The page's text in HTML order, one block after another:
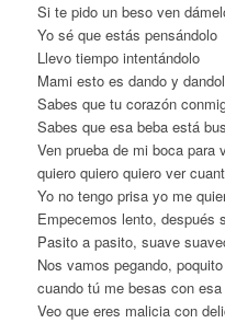
Si te pido un beso ven
Yo sé que estás pensándolo
Llevo tiempo intentándolo
Mami esto es dando y
Sabes que tu corazón
Sabes que esa beba está
Ven prueba de mi boca para
quiero quiero quiero ver
Yo no tengo prisa yo me
Empecemos lento, después
Pasito a pasito, suave
Nos vamos pegando,
cuando tú me besas con
Veo que eres malicia con